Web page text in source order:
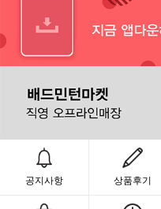
공지사항 상품후기